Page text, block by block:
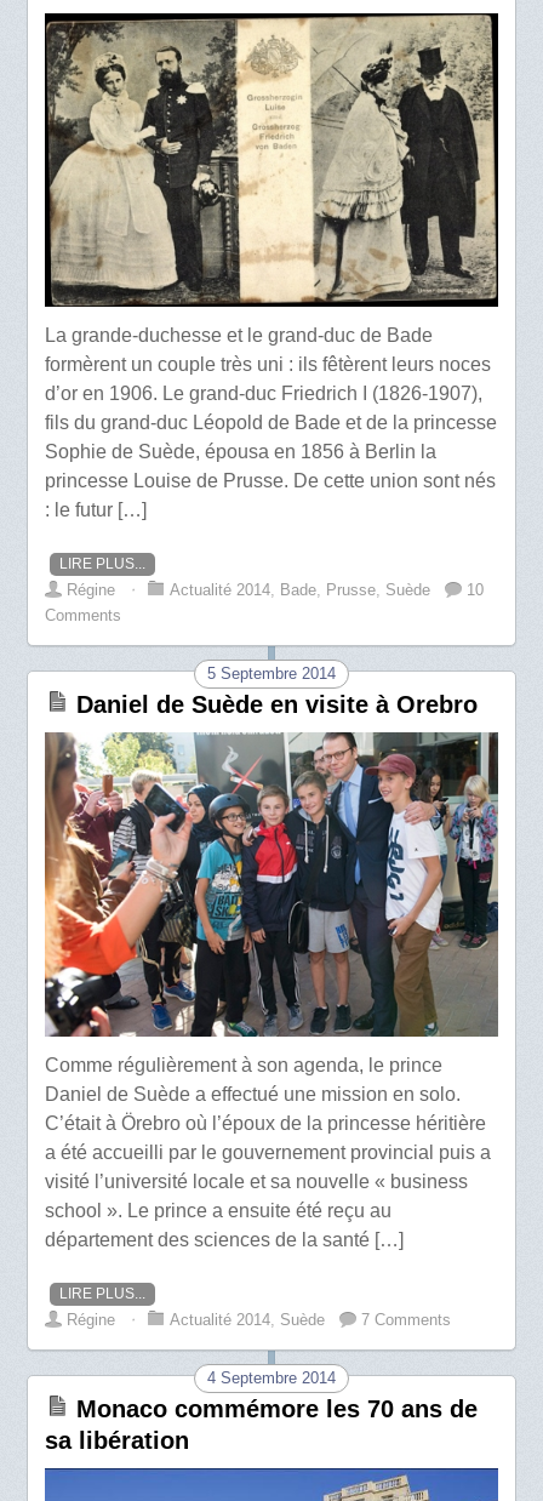
La grande-duchesse et le grand-duc de Bade
formèrent un couple très uni : ils fêtèrent leurs noces
d’or en 1906. Le grand-duc Friedrich I (1826-1907),
fils du grand-duc Léopold de Bade et de la princesse
Sophie de Suède, épousa en 1856 à Berlin la
princesse Louise de Prusse. De cette union sont nés
: le futur […]
LIRE PLUS...
Régine ⋅ Actualité 2014, Bade, Prusse, Suède
10
Comments
5 Septembre 2014
Daniel de Suède en visite à Orebro
Comme régulièrement à son agenda, le prince
Daniel de Suède a effectué une mission en solo.
C’était à Örebro où l’époux de la princesse héritière
a été accueilli par le gouvernement provincial puis a
visité l’université locale et sa nouvelle « business
school ». Le prince a ensuite été reçu au
département des sciences de la santé […]
LIRE PLUS...
Régine ⋅ Actualité 2014 Suède 7 Comments
4 Septembre 2014
Monaco commémore les 70 ans de
sa libération